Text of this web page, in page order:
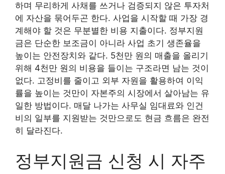
하며 무리하게 사채를 쓰거나 검증되지 않은 투자처
에 자산을 묶어두곤 한다. 사업을 시작할 때 가장 경
계해야 할 것은 무분별한 비용 지출이다. 정부지원
금은 단순한 보조금이 아니라 사업 초기 생존율을
높이는 안전장치와 같다. 5천만 원의 매출을 올리기
위해 4천만 원의 비용을 들이는 구조라면 남는 것이
없다. 고정비를 줄이고 외부 자원을 활용하여 이익
률을 높이는 것만이 자본주의 시장에서 살아남는 유
일한 방법이다. 매달 나가는 사무실 임대료와 인건
비의 일부를 지원받는 것만으로도 현금 흐름은 완전
히 달라진다.
정부지원금 신청 시 자주